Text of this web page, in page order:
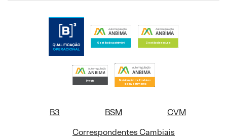
B3 BSM
CVM
Correspondentes Cambiais